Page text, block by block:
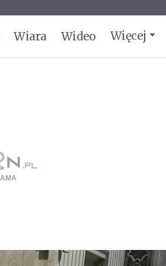
Wiara Wideo Więcej